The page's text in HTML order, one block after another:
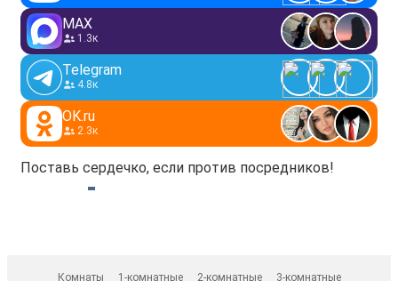
MAX
1.3к
Telegram
4.8к
OK.ru
2.3к
Поставь сердечко, если против посредников!
Комнаты 1-комнатные 2-комнатные 3-комнатные